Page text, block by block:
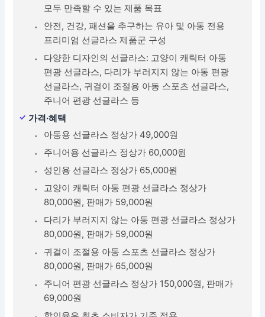
모두 만족할 수 있는 제품 목표
안전, 건강, 패션을 추구하는 유아 및 아동 전용
프리미엄 선글라스 제품군 구성
다양한 디자인의 선글라스: 고양이 캐릭터 아동
편광 선글라스, 다리가 부러지지 않는 아동 편광
선글라스, 귀걸이 조절용 아동 스포츠 선글라스,
주니어 편광 선글라스 등
가격·혜택
아동용 선글라스 정상가 49,000원
주니어용 선글라스 정상가 60,000원
성인용 선글라스 정상가 65,000원
고양이 캐릭터 아동 편광 선글라스 정상가
80,000원, 판매가 59,000원
다리가 부러지지 않는 아동 편광 선글라스 정상가
80,000원, 판매가 59,000원
귀걸이 조절용 아동 스포츠 선글라스 정상가
80,000원, 판매가 65,000원
주니어 편광 선글라스 정상가 150,000원, 판매가
69,000원